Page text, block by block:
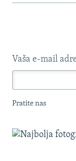
Vaša e-mail
Pratite nas